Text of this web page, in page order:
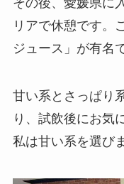
リアで休憩です。
ジュース」が有名
甘い系とさっぱり
り、試飲後にお気
私は甘い系を選び